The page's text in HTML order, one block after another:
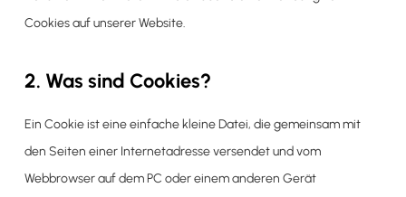
Cookies auf unserer Website.
2. Was sind Cookies?
Ein Cookie ist eine einfache kleine Datei, die gemeinsam mit
den Seiten einer Internetadresse versendet und vom
Webbrowser auf dem PC oder einem anderen Gerät